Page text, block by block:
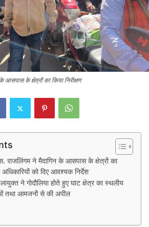
आसपास के क्षेत्रों का किया निरीक्षण
राजलिंगम ने मैदागिन के आसपास के क्षेत्रों का
को दिए आवश्यक निर्देश
ने गोदौलिया होते हुए घाट क्षेत्र का स्थलीय
तथा आमजनों से की अपील